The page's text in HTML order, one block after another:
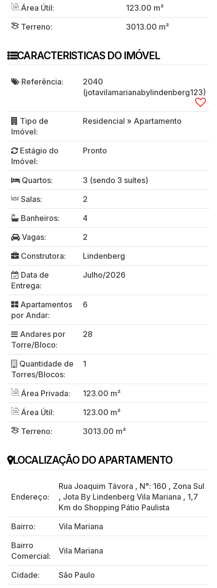
Área Útil: 123.00 m²
Terreno:
3013.00 m²
CARACTERISTICAS DO IMÓVEL
Referência:
2040
(jotavilamarianabylindenberg123)
Tipo de
Imóvel:
Residencial » Apartamento
Estágio do
Imóvel:
Pronto
Quartos:
3 (sendo 3 suítes)
Salas:
2
Banheiros:
4
Vagas:
2
Construtora:
Lindenberg
Data de
Entrega:
Julho/2026
Apartamentos
por Andar:
6
Andares por
Torre/Bloco:
28
Quantidade de
Torres/Blocos:
1
Área Privada:
123.00 m²
Área Útil:
123.00 m²
Terreno:
3013.00 m²
LOCALIZAÇÃO DO APARTAMENTO
Endereço:
Rua Joaquim Távora , N°: 160 , Zona Sul
, Jota By Lindenberg Vila Mariana , 1,7
Km do Shopping Pátio Paulista
Bairro:
Vila Mariana
Bairro
Comercial:
Vila Mariana
Cidade:
São Paulo